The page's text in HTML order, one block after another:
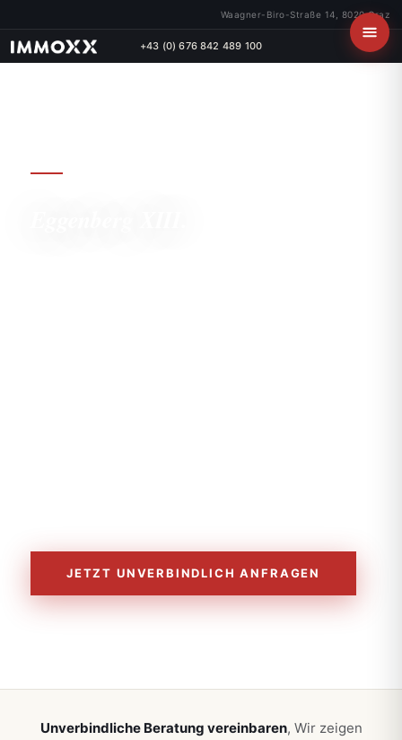
Waagner-Biro-Straße 14, 8020 Graz
+43 (0) 676 842 489 100
JETZT UNVERBINDLICH ANFRAGEN
Unverbindliche Beratung vereinbaren, Wir zeigen